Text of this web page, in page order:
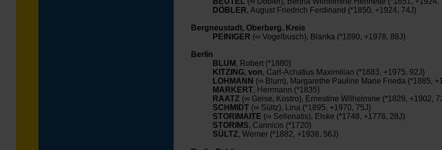
DÖBLER, August Friedrich Ferdinand (*1850, +1924, 74J)
Bergneustadt, Oberberg. Kreis
PEINIGER (∞ Vogelbusch), Blanka (*1890, +1978, 88J)
Berlin
BLUM , Robert (*1880)
KITZING, von, Carl-Achatius Maximilian (*1883, +1975, 92J)
LOHMANN (∞ Blum), Margarethe Pauline Marie Frieda (*1885,
MARKERT, Herrmann (*1835)
RAATZ (∞ Geise, Kostro), Ernestine Wilhelmine (*1829, +1902,
SCHMIDT (∞ Sültz), Lina (*1895, +1970, 75J)
STORIMAITE (∞ Sellenatis), Elske (*1748, +1776, 28J)
STORIMS, Cannicis (*1720)
SÜLTZ, Werner (*1882, +1938, 56J)